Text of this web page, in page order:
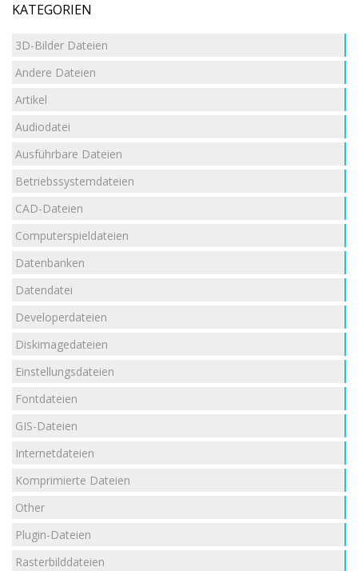
KATEGORIEN
3D-Bilder Dateien
Andere Dateien
Artikel
Audiodatei
Ausführbare Dateien
Betriebssystemdateien
CAD-Dateien
Computerspieldateien
Datenbanken
Datendatei
Developerdateien
Diskimagedateien
Einstellungsdateien
Fontdateien
GIS-Dateien
Internetdateien
Komprimierte Dateien
Other
Plugin-Dateien
Rasterbilddateien